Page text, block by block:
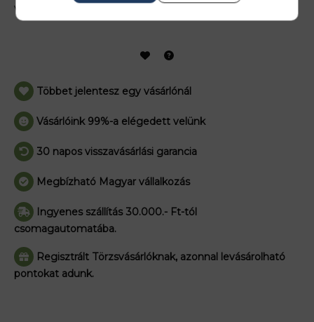
vásárlásod után azonnal visszajár: 34 Ft
Többet jelentesz egy vásárlónál
Vásárlóink 99%-a elégedett velünk
30 napos visszavásárlási garancia
Megbízható Magyar vállalkozás
Ingyenes szállítás 30.000.- Ft-tól
csomagautomatába.
Regisztrált Törzsvásárlóknak, azonnal levásárolható
pontokat adunk.